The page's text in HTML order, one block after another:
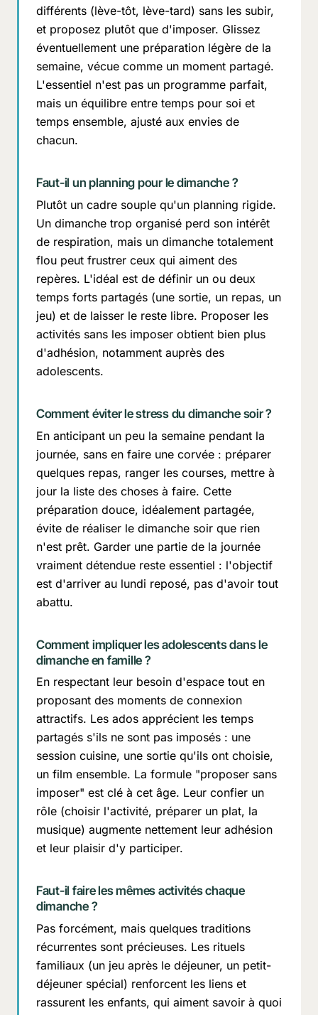
différents (lève-tôt, lève-tard) sans les subir,
et proposez plutôt que d'imposer. Glissez
éventuellement une préparation légère de la
semaine, vécue comme un moment partagé.
L'essentiel n'est pas un programme parfait,
mais un équilibre entre temps pour soi et
temps ensemble, ajusté aux envies de
chacun.
Faut-il un planning pour le dimanche ?
Plutôt un cadre souple qu'un planning rigide.
Un dimanche trop organisé perd son intérêt
de respiration, mais un dimanche totalement
flou peut frustrer ceux qui aiment des
repères. L'idéal est de définir un ou deux
temps forts partagés (une sortie, un repas, un
jeu) et de laisser le reste libre. Proposer les
activités sans les imposer obtient bien plus
d'adhésion, notamment auprès des
adolescents.
Comment éviter le stress du dimanche soir ?
En anticipant un peu la semaine pendant la
journée, sans en faire une corvée : préparer
quelques repas, ranger les courses, mettre à
jour la liste des choses à faire. Cette
préparation douce, idéalement partagée,
évite de réaliser le dimanche soir que rien
n'est prêt. Garder une partie de la journée
vraiment détendue reste essentiel : l'objectif
est d'arriver au lundi reposé, pas d'avoir tout
abattu.
Comment impliquer les adolescents dans le
dimanche en famille ?
En respectant leur besoin d'espace tout en
proposant des moments de connexion
attractifs. Les ados apprécient les temps
partagés s'ils ne sont pas imposés : une
session cuisine, une sortie qu'ils ont choisie,
un film ensemble. La formule "proposer sans
imposer" est clé à cet âge. Leur confier un
rôle (choisir l'activité, préparer un plat, la
musique) augmente nettement leur adhésion
et leur plaisir d'y participer.
Faut-il faire les mêmes activités chaque
dimanche ?
Pas forcément, mais quelques traditions
récurrentes sont précieuses. Les rituels
familiaux (un jeu après le déjeuner, un petit-
déjeuner spécial) renforcent les liens et
rassurent les enfants, qui aiment savoir à quoi